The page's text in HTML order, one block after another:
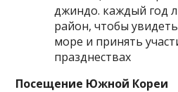
джиндо. каждый год
район, чтобы
море и принять
празднествах
Посещение Южной Кореи